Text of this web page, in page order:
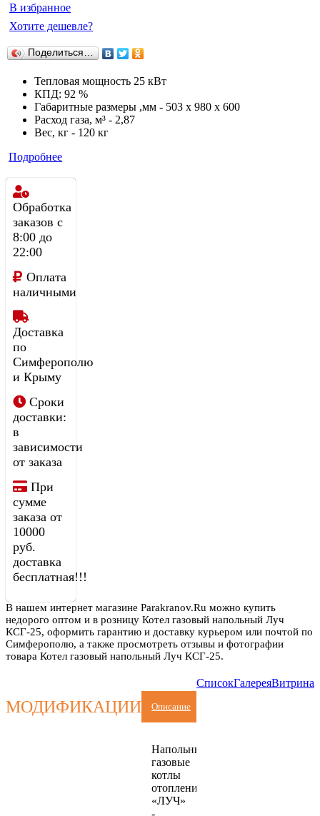
В избранное
Хотите дешевле?
Поделиться…
Тепловая мощность 25 кВт
КПД: 92 %
Габаритные размеры ,мм - 503 x 980 x 600
Расход газа, м³ - 2,87
Вес, кг - 120 кг
Подробнее
Обработка
заказов с
8:00 до
22:00
Оплата
наличными
Доставка
по
Симферополю
и Крыму
Сроки
доставки:
в
зависимости
от заказа
При
сумме
заказа от
10000
руб.
доставка
бесплатная!!!
В нашем интернет магазине Parakranov.Ru можно купить
недорого оптом и в розницу Котел газовый напольный Луч
КСГ-25, оформить гарантию и доставку курьером или почтой по
Симферополю, а также просмотреть отзывы и фотографии
товара Котел газовый напольный Луч КСГ-25.
МОДИФИКАЦИИ
СписокГалереяВитрина
Описание
Напольные
газовые
котлы
отопления
«ЛУЧ»
-